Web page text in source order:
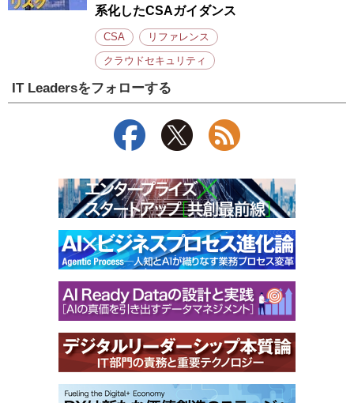
系化したCSAガイダンス
CSA リファレンス
クラウドセキュリティ
IT Leadersをフォローする